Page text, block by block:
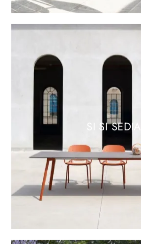
SI SI SEDIA